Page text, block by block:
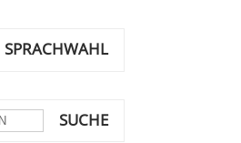
SPRACHWAHL
SUCHE